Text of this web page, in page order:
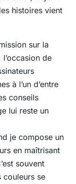
histoires vient
sur la
de
à l’un d’entre
conseils
lui reste un
je compose un
en maîtrisant
souvent
couleurs se